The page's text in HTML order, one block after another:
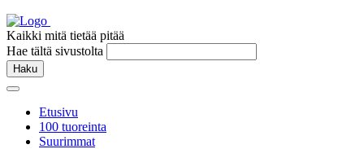
Kaikki mitä tietää pitää
Hae tältä sivustolta
Haku
Etusivu
100 tuoreinta
Suurimmat